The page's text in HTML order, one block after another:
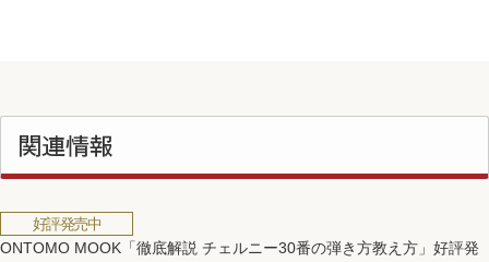
関連情報
好評発売中
ONTOMO MOOK「徹底解説 チェルニー30番の弾き方教え方」好評発